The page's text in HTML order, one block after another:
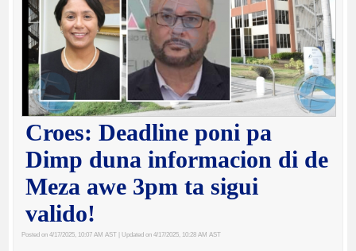
Croes: Deadline poni pa
Dimp duna informacion di de
Meza awe 3pm ta sigui
valido!
Posted on 4/17/2025, 10:07 AM AST | Updated on 4/17/2025, 10:28 AM AST